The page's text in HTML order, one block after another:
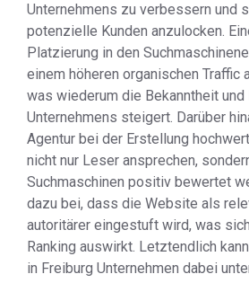
Unternehmens zu verbessern und
potenzielle Kunden anzulocken.
Platzierung in den
einem höheren organischen Traffic
was wiederum die Bekanntheit
Unternehmens steigert. Darüber
Agentur bei der Erstellung
nicht nur Leser ansprechen,
Suchmaschinen positiv bewertet
dazu bei, dass die Website als
autoritärer eingestuft wird, was
Ranking auswirkt. Letztendlich
in Freiburg Unternehmen dabei